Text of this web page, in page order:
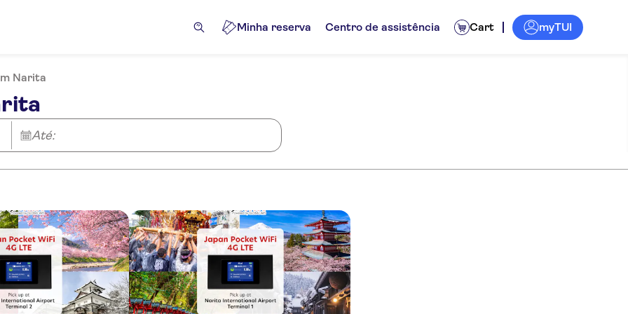
Minha reserva Centro de assistência Cart myTUI
Narita
Até: